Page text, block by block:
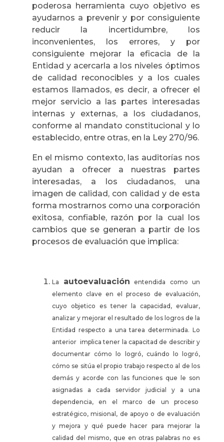
poderosa herramienta cuyo objetivo es
ayudarnos a prevenir y por consiguiente
reducir la incertidumbre, los
inconvenientes, los errores, y por
consiguiente mejorar la eficacia de la
Entidad y acercarla a los niveles óptimos
de calidad reconocibles y a los cuales
estamos llamados, es decir, a ofrecer el
mejor servicio a las partes interesadas
internas y externas, a los ciudadanos,
conforme al mandato constitucional y lo
establecido, entre otras, en la Ley 270/96.
En el mismo contexto, las auditorías nos
ayudan a ofrecer a nuestras partes
interesadas, a los ciudadanos, una
imagen de calidad, con calidad y de esta
forma mostrarnos como una corporación
exitosa, confiable, razón por la cual los
cambios que se generan a partir de los
procesos de evaluación que implica:
La autoevaluación entendida como un
elemento clave en el proceso de evaluación,
cuyo objetico es tener la capacidad, evaluar,
analizar y mejorar el resultado de los logros de la
Entidad respecto a una tarea determinada. Lo
anterior implica tener la capacitad de describir y
documentar cómo lo logró, cuándo lo logró,
cómo se sitúa el propio trabajo respecto al de los
demás y acorde con las funciones que le son
asignadas a cada servidor judicial y a una
dependencia, en el marco de un proceso
estratégico, misional, de apoyo o de evaluación
y mejora y qué puede hacer para mejorar la
calidad del mismo, que en otras palabras no es